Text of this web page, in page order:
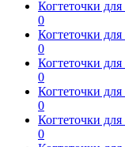
Когтеточки
0
Когтеточки
0
Когтеточки
0
Когтеточки
0
Когтеточки
0